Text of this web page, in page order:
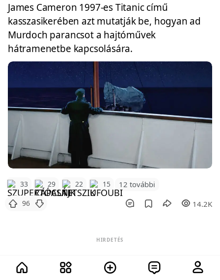
James Cameron 1997-es Titanic című
kasszasikerében azt mutatják be, hogyan ad
Murdoch parancsot a hajtóművek
hátramenetbe kapcsolására.
33 29 22 15 12 további
96 14.2K
HIRDETÉS